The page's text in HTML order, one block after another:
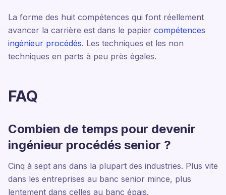
La forme des huit compétences qui font réellement
avancer la carrière est dans le papier compétences
ingénieur procédés. Les techniques et les non
techniques en parts à peu près égales.
FAQ
Combien de temps pour devenir
ingénieur procédés senior ?
Cinq à sept ans dans la plupart des industries. Plus vite
dans les entreprises au banc senior mince, plus
lentement dans celles au banc épais.